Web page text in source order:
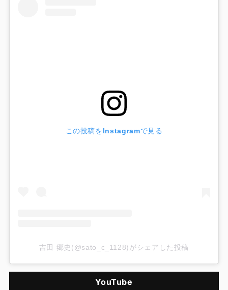
この投稿をInstagramで見る
吉田 郷史(@sato_c_1128)がシェアした投稿
YouTube